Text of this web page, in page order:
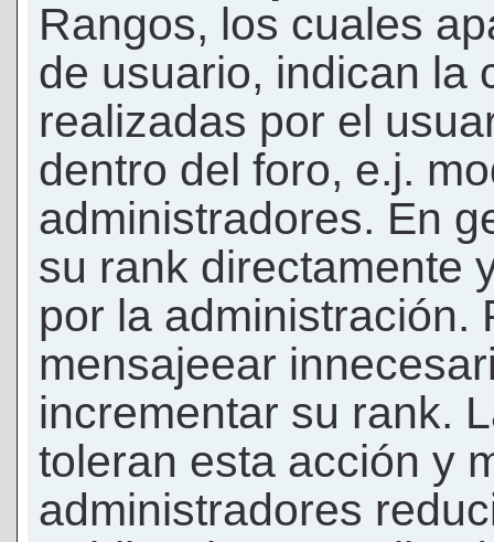
Rangos, los cuales
de usuario, indican la
realizadas por el
dentro del foro, e.j.
administradores. En
su rank directamente
por la administración.
mensajeear
incrementar su rank.
toleran esta acción y
administradores